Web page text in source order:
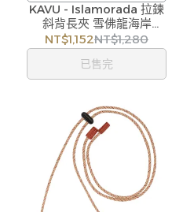
/
訂購注意事項 :
商品流動性快且多個平台共
用庫存，偶有下單後缺貨情
繫交期或更換商品，如無法
出貨，本公司將有權取消訂
單，造成不便尚請見諒。如
遇庫存不足無法下單，亦歡
迎洽詢客服。
KAVU - Islamorada 拉鍊
斜背長夾 雪佛龍海岸
#K49102272
NT$1,152NT$1,280
已售完